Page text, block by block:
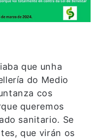
que unha
do Medio
cos
queremos
sanitario. Se
que virán os